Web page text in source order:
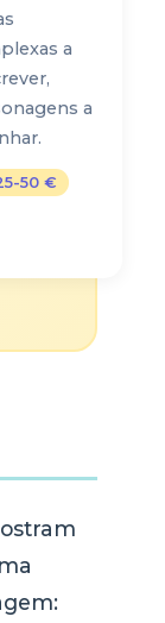
a
a
50 €